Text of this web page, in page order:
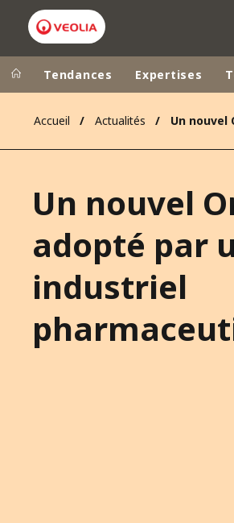
Dans le monde
Tendances Expertises
Accueil Actualités
Un nouvel
adopté par
industriel